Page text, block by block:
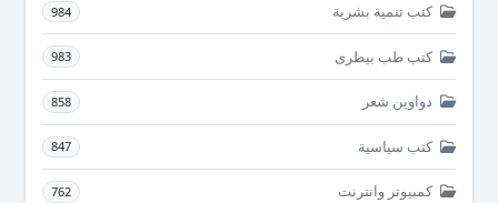
كتب تنمية بشرية 984
كتب طب بيطرى 983
دواوين شعر 858
كتب سياسية 847
كمبيوتر وانترنت 762